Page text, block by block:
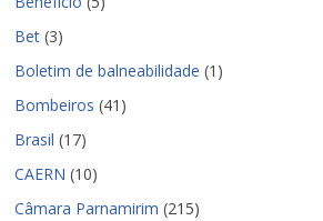
Bet (3)
Boletim de balneabilidade (1)
Bombeiros (41)
Brasil (17)
CAERN (10)
Câmara Parnamirim (215)